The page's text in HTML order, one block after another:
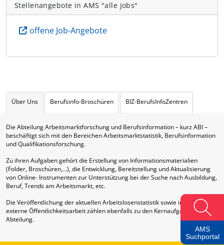
Stellenangebote in AMS "alle jobs"
offene Job-Angebote
Über Uns Berufsinfo-Broschüren BIZ-BerufsInfoZentren
Die Abteilung Arbeitsmarktforschung und Berufsinformation – kurz ABI –
beschäftigt sich mit den Bereichen Arbeitsmarktstatistik, Berufsinformation
und Qualifikationsforschung.
Zu ihren Aufgaben gehört die Erstellung von Informationsmaterialien
(Folder, Broschüren,…), die Entwicklung, Bereitstellung und Aktualisierung
von Online- Instrumenten zur Unterstützung bei der Suche nach Ausbildung,
Beruf, Trends am Arbeitsmarkt, etc.
Die Veröffentlichung der aktuellen Arbeitslosenstatistik sowie interne und
externe Öffentlichkeitsarbeit zählen ebenfalls zu den Kernaufgaben dieser
Abteilung.
AMS
Suchportal